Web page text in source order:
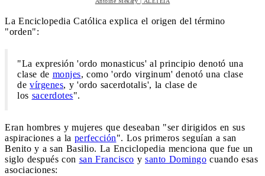
La Enciclopedia Católica explica el origen del término
"orden":
"La expresión 'ordo monasticus' al principio denotó una
clase de monjes, como 'ordo virginum' denotó una clase
de vírgenes, y 'ordo sacerdotalis', la clase de
los sacerdotes".
Eran hombres y mujeres que deseaban "ser dirigidos en sus
aspiraciones a la perfección". Los primeros seguían a san
Benito y a san Basilio. La Enciclopedia menciona que fue un
siglo después con san Francisco y santo Domingo cuando esas
asociaciones: